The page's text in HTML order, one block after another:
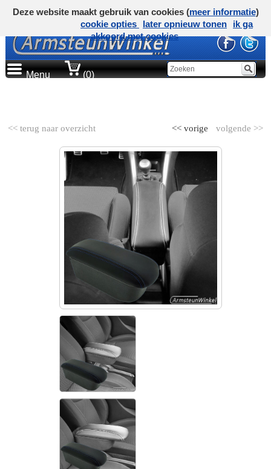
Menu (0)
<< terug naar overzicht volgende >>
<< vorige
Deze website maakt gebruik van cookies (meer informatie)
cookie opties
later opnieuw tonen
ik ga
akkoord met cookies